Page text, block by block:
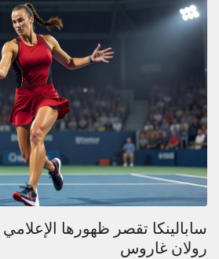
سابالينكا تقصر ظهورها
رولان غاروس